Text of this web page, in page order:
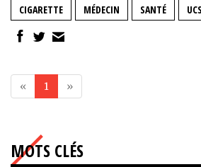
CIGARETTE MÉDECIN SANTÉ
« 1 »
MOTS CLÉS